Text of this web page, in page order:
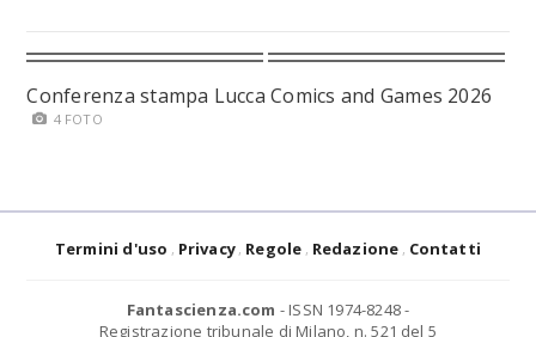
Conferenza stampa Lucca Comics and Games 2026
4 FOTO
Termini d'uso Privacy Regole Redazione Contatti
Fantascienza.com - ISSN 1974-8248 -
Registrazione tribunale di Milano, n. 521 del 5